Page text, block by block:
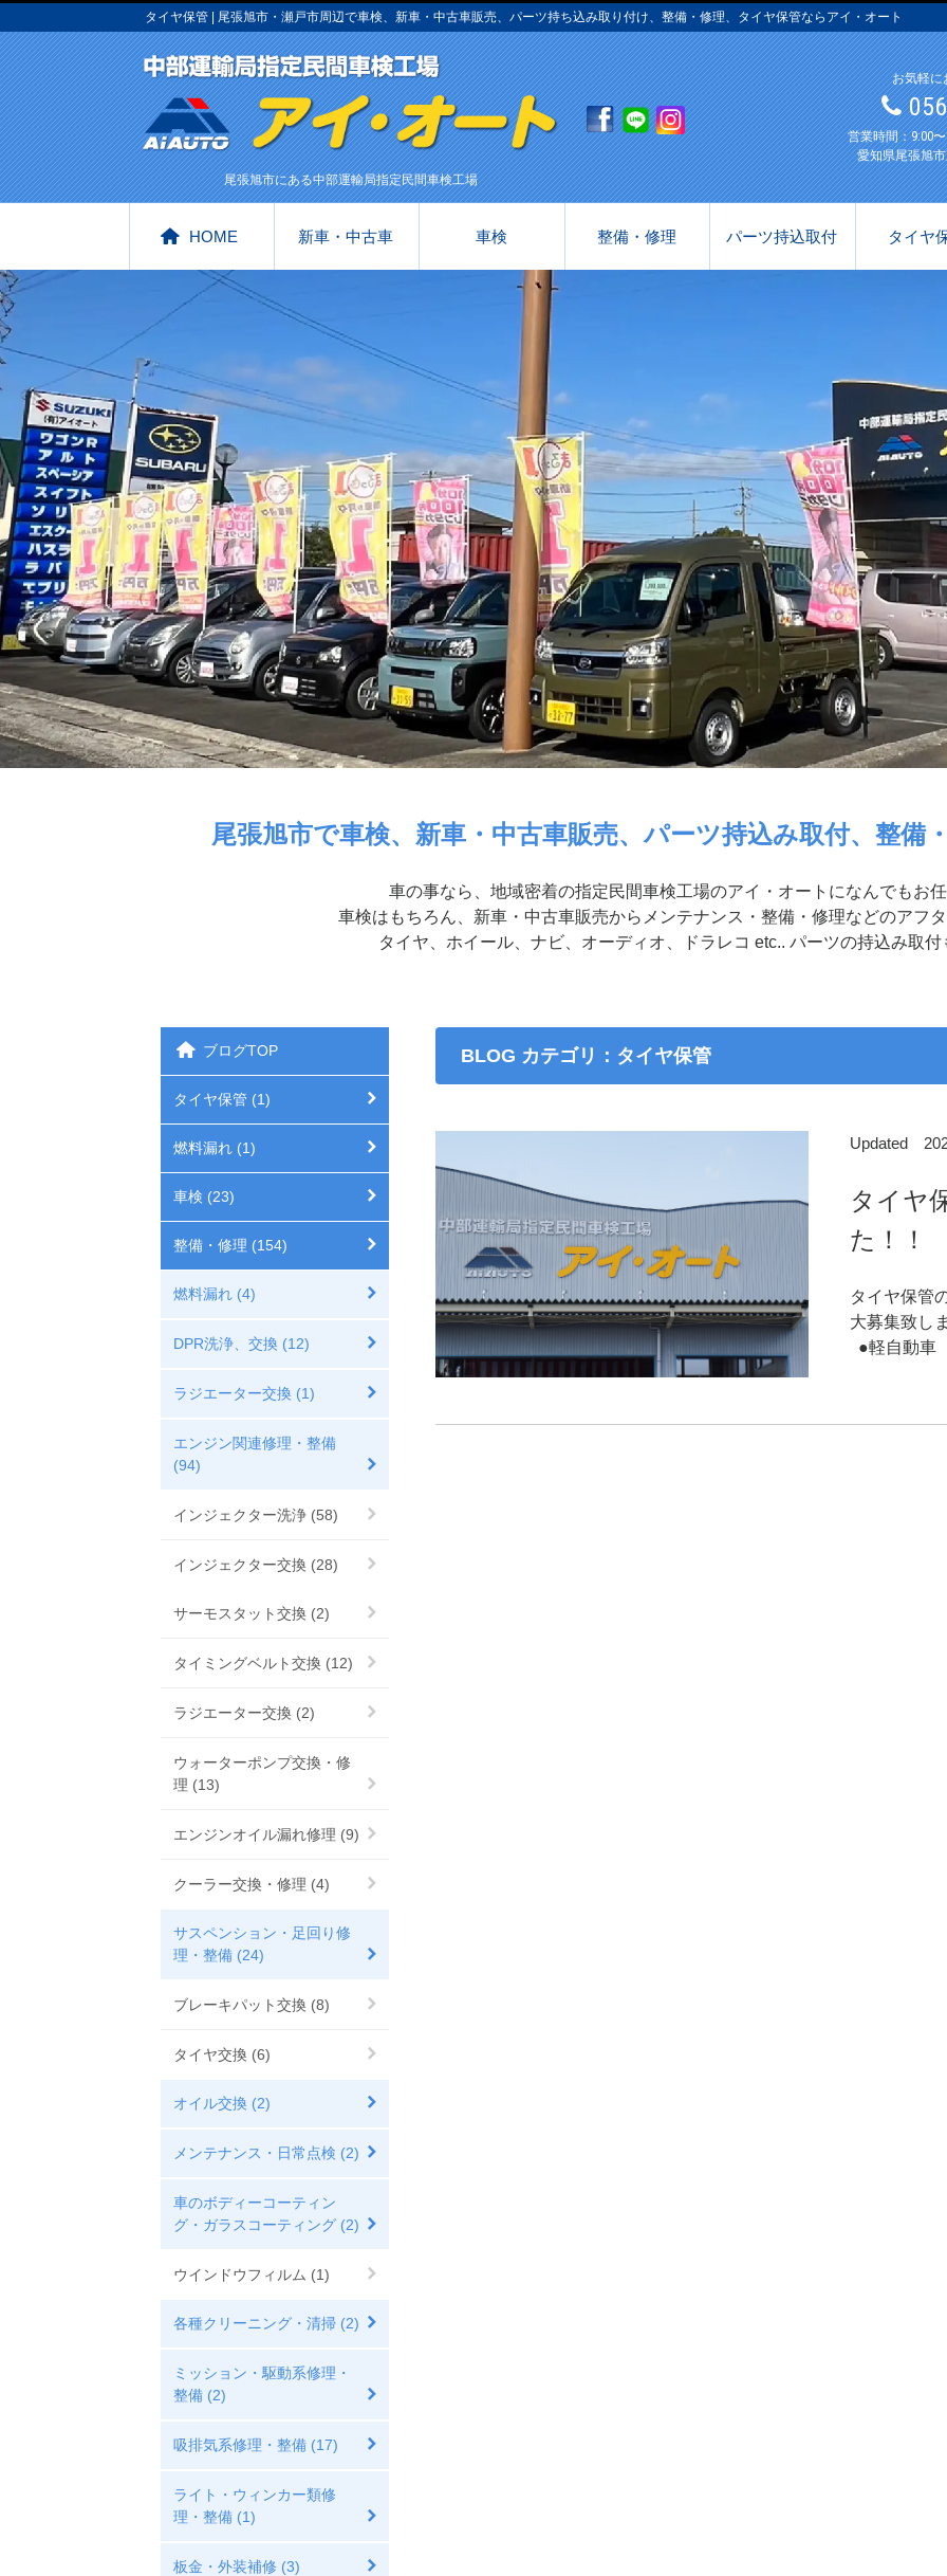
タイヤ保管 | 尾張旭市・瀬戸市周辺で車検、新車・中古車販売、パーツ持ち込み取り付け、整備・修理、タイヤ保管ならアイ・オート
尾張旭市にある中部運輸局指定民間車検工場
お気軽に
営業時間：9:00
愛知県尾張旭
HOME 新車・中古車 車検 整備・修理 パーツ持込取付 タイヤ
尾張旭市で車検、新車・中古車販売、パーツ持込み取付、整備
車の事なら、地域密着の指定民間車検工場のアイ・オートになんでもお任
車検はもちろん、新車・中古車販売からメンテナンス・整備・修理などのアフタ
タイヤ、ホイール、ナビ、オーディオ、ドラレコ etc.. パーツの持込み取付
BLOG カテゴリ：タイヤ保管
Updated
タイヤ
た！！
タイヤ保管
大募集致し
●軽自動
ブログTOP
タイヤ保管 (1)
燃料漏れ (1)
車検 (23)
整備・修理 (154)
燃料漏れ (4)
DPR洗浄、交換 (12)
ラジエーター交換 (1)
エンジン関連修理・整備
(94)
インジェクター洗浄 (58)
インジェクター交換 (28)
サーモスタット交換 (2)
タイミングベルト交換 (12)
ラジエーター交換 (2)
ウォーターポンプ交換・修
理 (13)
エンジンオイル漏れ修理 (9)
クーラー交換・修理 (4)
サスペンション・足回り修
理・整備 (24)
ブレーキパット交換 (8)
タイヤ交換 (6)
オイル交換 (2)
メンテナンス・日常点検 (2)
車のボディーコーティン
グ・ガラスコーティング (2)
ウインドウフィルム (1)
各種クリーニング・清掃 (2)
ミッション・駆動系修理・
整備 (2)
吸排気系修理・整備 (17)
ライト・ウィンカー類修
理・整備 (1)
板金・外装補修 (3)